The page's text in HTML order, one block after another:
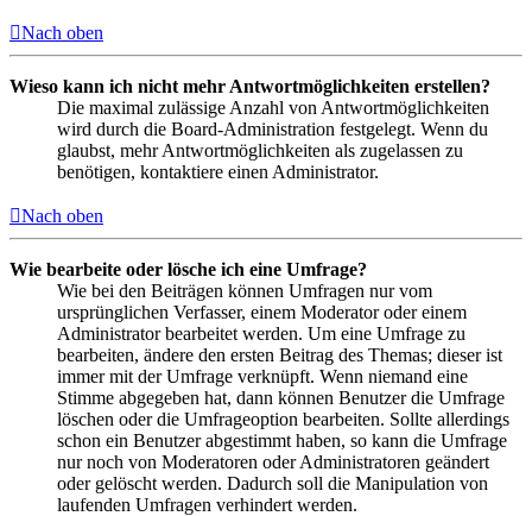
Nach oben
Wieso kann ich nicht mehr Antwortmöglichkeiten erstellen?
Die maximal zulässige Anzahl von Antwortmöglichkeiten
wird durch die Board-Administration festgelegt. Wenn du
glaubst, mehr Antwortmöglichkeiten als zugelassen zu
benötigen, kontaktiere einen Administrator.
Nach oben
Wie bearbeite oder lösche ich eine Umfrage?
Wie bei den Beiträgen können Umfragen nur vom
ursprünglichen Verfasser, einem Moderator oder einem
Administrator bearbeitet werden. Um eine Umfrage zu
bearbeiten, ändere den ersten Beitrag des Themas; dieser ist
immer mit der Umfrage verknüpft. Wenn niemand eine
Stimme abgegeben hat, dann können Benutzer die Umfrage
löschen oder die Umfrageoption bearbeiten. Sollte allerdings
schon ein Benutzer abgestimmt haben, so kann die Umfrage
nur noch von Moderatoren oder Administratoren geändert
oder gelöscht werden. Dadurch soll die Manipulation von
laufenden Umfragen verhindert werden.